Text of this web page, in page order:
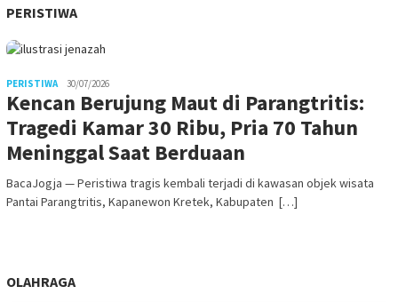
PERISTIWA
PERISTIWA 30/07/2026
Kencan Berujung Maut di Parangtritis:
Tragedi Kamar 30 Ribu, Pria 70 Tahun
Meninggal Saat Berduaan
BacaJogja — Peristiwa tragis kembali terjadi di kawasan objek wisata
Pantai Parangtritis, Kapanewon Kretek, Kabupaten […]
OLAHRAGA